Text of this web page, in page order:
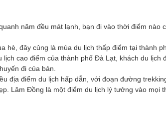
năm đều mát lạnh, bạn đi vào thời điểm nào
hè, đây củng là mùa du lịch thấp điểm tại thành
cao điểm của thành phố Đà Lạt, khách du lịch
đi của bản.
địa điểm du lịch hấp dẫn, với đoạn đường
Lâm Đồng là một điểm du lịch lý tưởng vào mọi